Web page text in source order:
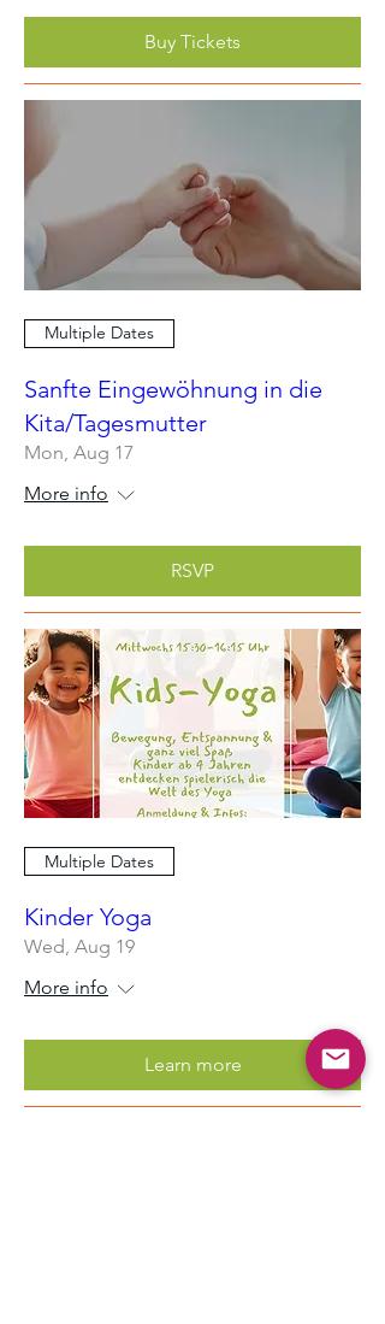
Buy Tickets
Multiple Dates
Sanfte Eingewöhnung in die
Kita/Tagesmutter
Mon, Aug 17
More info
RSVP
Multiple Dates
Kinder Yoga
Wed, Aug 19
More info
Learn more